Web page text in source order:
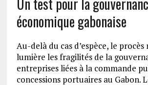
économique gabonaise
Au-delà du cas d’espèce, le procès
lumière les fragilités de la
entreprises liées à la commande
concessions portuaires au Gabon.